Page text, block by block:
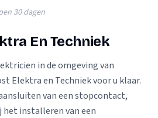
30 dagen
En Techniek
in de omgeving van
Elektra en Techniek voor u klaar.
van een stopcontact,
het installeren van een